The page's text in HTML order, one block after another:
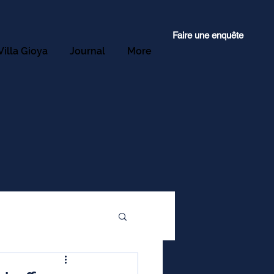
Gioya Journal More
Faire une enquête